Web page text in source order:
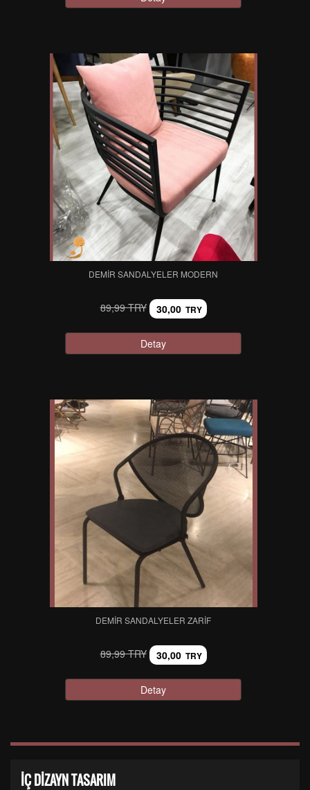
DEMIR SANDALYELER MODERN
89,99 TRY 30,00 TRY
Detay
DEMIR SANDALYELER ZARIF
89,99 TRY 30,00 TRY
Detay
İÇ DİZAYN TASARIM